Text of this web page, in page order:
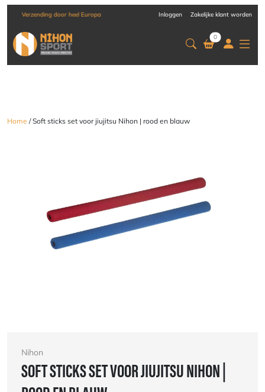
Verzending door heel Europa Inloggen Zakelijke klant worden
0
Home / Soft sticks set voor jiujitsu Nihon | rood en blauw
Nihon
SOFT STICKS SET VOOR JIUJITSU NIHON |